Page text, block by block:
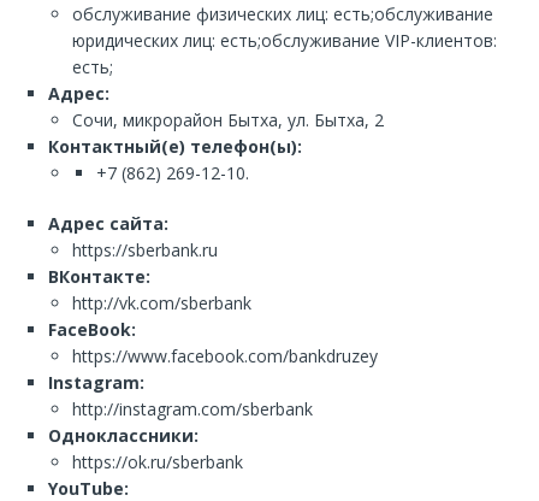
обслуживание физических лиц: есть;обслуживание
юридических лиц: есть;обслуживание VIP-клиентов:
есть;
Адрес:
Сочи, микрорайон Бытха, ул. Бытха, 2
Контактный(е) телефон(ы):
+7 (862) 269-12-10.
Адрес сайта:
https://sberbank.ru
ВКонтакте:
http://vk.com/sberbank
FaceBook:
https://www.facebook.com/bankdruzey
Instagram:
http://instagram.com/sberbank
Одноклассники:
https://ok.ru/sberbank
YouTube: